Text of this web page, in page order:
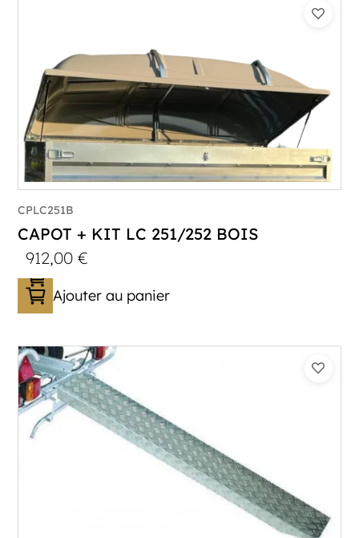
CPLC251B
CAPOT + KIT LC 251/252 BOIS
912,00€
Ajouter au panier